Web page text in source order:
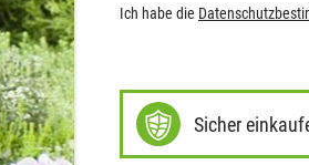
Ich habe die
Sicher